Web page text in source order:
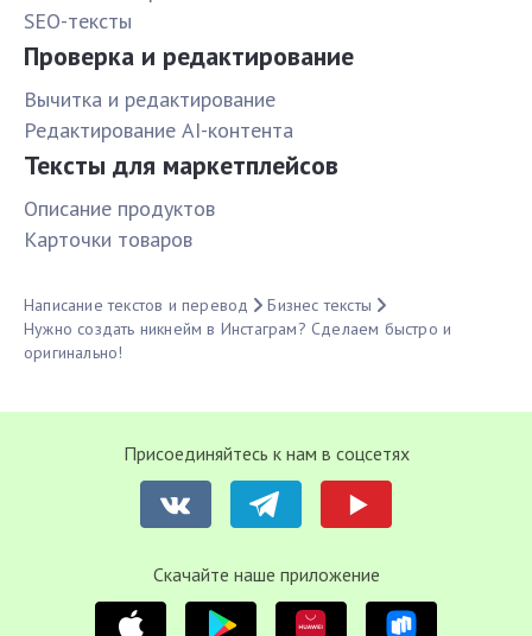
SEO-тексты
Проверка и редактирование
Вычитка и редактирование
Редактирование AI-контента
Тексты для маркетплейсов
Описание продуктов
Карточки товаров
Написание текстов и перевод
Бизнес тексты
Нужно создать никнейм в Инстаграм? Сделаем быстро и
оригинально!
Присоединяйтесь к нам в соцсетях
Cкачайте наше приложение